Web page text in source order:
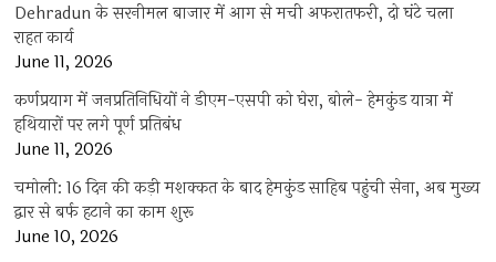
Dehradun के सरनीमल बाजार में आग से मची अफरातफरी, दो घंटे चला
राहत कार्य
June 11, 2026
कर्णप्रयाग में जनप्रतिनिधियों ने डीएम-एसपी को घेरा, बोले- हेमकुंड यात्रा में
हथियारों पर लगे पूर्ण प्रतिबंध
June 11, 2026
चमोली: 16 दिन की कड़ी मशक्कत के बाद हेमकुंड साहिब पहुंची सेना, अब मुख्य
द्वार से बर्फ हटाने का काम शुरू
June 10, 2026